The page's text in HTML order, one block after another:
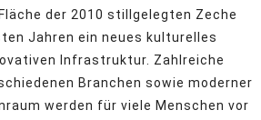
der 2010 stillgelegten Zeche
Jahren ein neues kulturelles
Infrastruktur. Zahlreiche
Branchen sowie moderner
werden für viele Menschen vor